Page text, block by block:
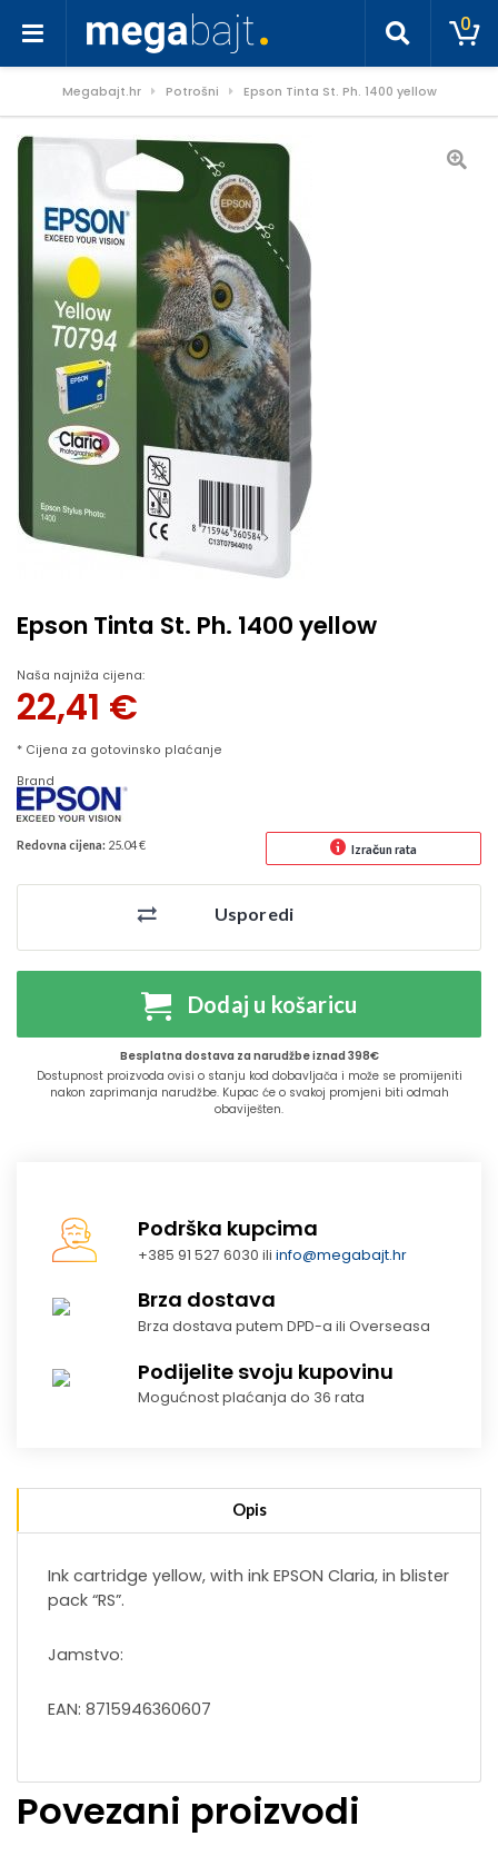
0
Megabajt.hr Potrošni Epson Tinta St. Ph. 1400 yellow
Epson Tinta St. Ph. 1400 yellow
Naša najniža cijena:
22,41 €
* Cijena za gotovinsko plaćanje
Brand
Redovna cijena: 25.04 € Izračun rata
Usporedi
Dodaj u košaricu
Besplatna dostava za narudžbe iznad 398€
Dostupnost proizvoda ovisi o stanju kod dobavljača i može se promijeniti
nakon zaprimanja narudžbe. Kupac će o svakoj promjeni biti odmah
obaviješten.
Podrška kupcima
+385 91 527 6030 iliinfo@megabajt.hr
Brza dostava
Brza dostava putem DPD-a ili Overseasa
Podijelite svoju kupovinu
Mogućnost plaćanja do 36 rata
Opis
Ink cartridge yellow, with ink EPSON Claria, in blister
pack “RS”.
Jamstvo:
EAN: 8715946360607
Povezani proizvodi